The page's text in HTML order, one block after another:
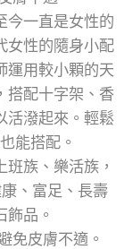
今一直是女性的
女性的隨身小配
運用較小顆的天
搭配十字架、香
活潑起來。輕鬆
能搭配。
族、樂活族，
、富足、長壽
飾品。
免皮膚不適。